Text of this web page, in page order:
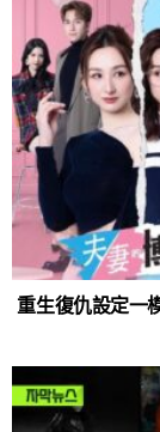
重生復仇設定一